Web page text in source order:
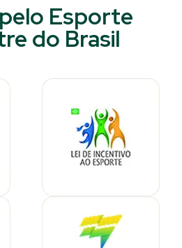
Esporte
do Brasil​